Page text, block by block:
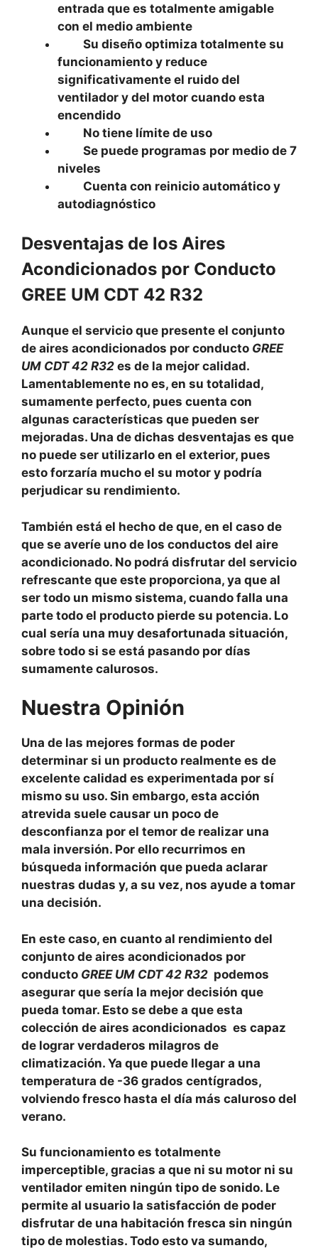
entrada que es totalmente amigable
con el medio ambiente
Su diseño optimiza totalmente su
funcionamiento y reduce
significativamente el ruido del
ventilador y del motor cuando esta
encendido
No tiene límite de uso
Se puede programas por medio de 7
niveles
Cuenta con reinicio automático y
autodiagnóstico
Desventajas de los Aires
Acondicionados por Conducto
GREE UM CDT 42 R32
Aunque el servicio que presente el conjunto
de aires acondicionados por conducto GREE
UM CDT 42 R32 es de la mejor calidad.
Lamentablemente no es, en su totalidad,
sumamente perfecto, pues cuenta con
algunas características que pueden ser
mejoradas. Una de dichas desventajas es que
no puede ser utilizarlo en el exterior, pues
esto forzaría mucho el su motor y podría
perjudicar su rendimiento.
También está el hecho de que, en el caso de
que se averíe uno de los conductos del aire
acondicionado. No podrá disfrutar del servicio
refrescante que este proporciona, ya que al
ser todo un mismo sistema, cuando falla una
parte todo el producto pierde su potencia. Lo
cual sería una muy desafortunada situación,
sobre todo si se está pasando por días
sumamente calurosos.
Nuestra Opinión
Una de las mejores formas de poder
determinar si un producto realmente es de
excelente calidad es experimentada por sí
mismo su uso. Sin embargo, esta acción
atrevida suele causar un poco de
desconfianza por el temor de realizar una
mala inversión. Por ello recurrimos en
búsqueda información que pueda aclarar
nuestras dudas y, a su vez, nos ayude a tomar
una decisión.
En este caso, en cuanto al rendimiento del
conjunto de aires acondicionados por
conducto GREE UM CDT 42 R32 podemos
asegurar que sería la mejor decisión que
pueda tomar. Esto se debe a que esta
colección de aires acondicionados es capaz
de lograr verdaderos milagros de
climatización. Ya que puede llegar a una
temperatura de -36 grados centígrados,
volviendo fresco hasta el día más caluroso del
verano.
Su funcionamiento es totalmente
imperceptible, gracias a que ni su motor ni su
ventilador emiten ningún tipo de sonido. Le
permite al usuario la satisfacción de poder
disfrutar de una habitación fresca sin ningún
tipo de molestias. Todo esto va sumando,